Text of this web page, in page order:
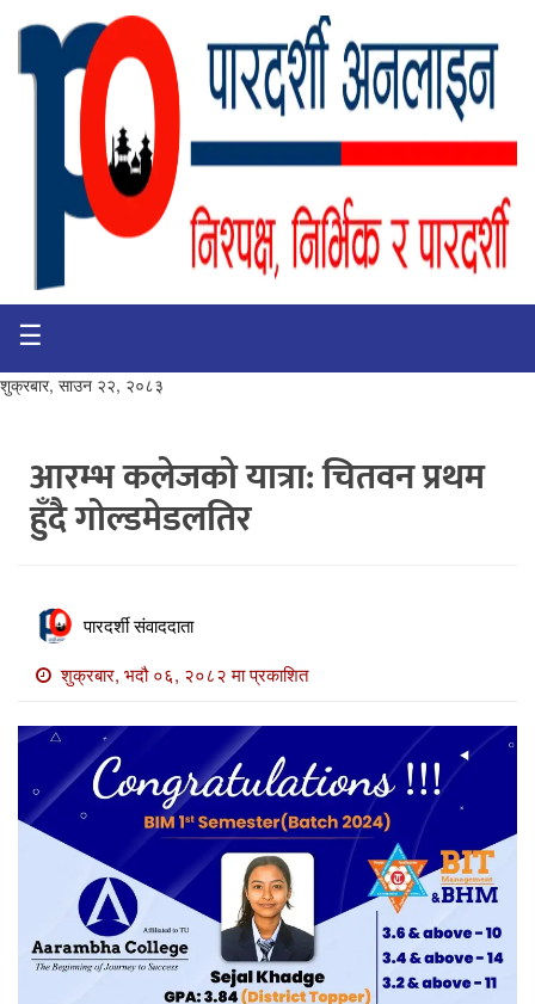
गृहपृष्ठ
भिडियो
खबर
समाचार
खबर
माडी
खबर
विविध
☰
शुक्रबार, साउन २२, २०८३
आरम्भ कलेजको यात्रा: चितवन प्रथम
हुँदै गोल्डमेडलतिर
पारदर्शी संवाददाता
शुक्रबार, भदौ ०६, २०८२ मा प्रकाशित